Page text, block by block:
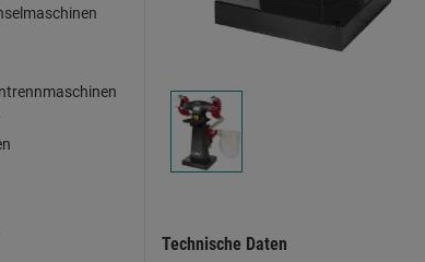
Technische Daten